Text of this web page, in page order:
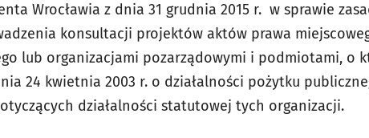
Wrocławia z dnia 31 grudnia 2015 r. w sprawie
konsultacji projektów aktów prawa
lub organizacjami pozarządowymi i podmiotami, o
24 kwietnia 2003 r. o działalności pożytku
działalności statutowej tych organizacji.